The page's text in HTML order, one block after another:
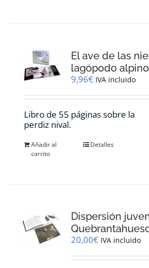
El ave de las
lagópodo
9,96€ IVA incluido
Libro de 55 páginas sobre la
perdiz nival.
Añadir al
carrito
Detalles
Dispersión
20,00€ IVA incluido